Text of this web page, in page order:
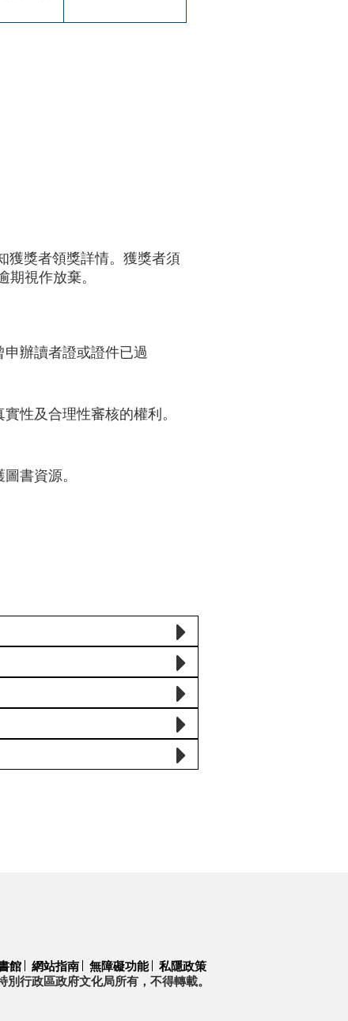
獲獎者領獎詳情。獲獎者須
視作放棄。
辦讀者證或證件已過
性及合理性審核的權利。
書資源。
館 網站指南 無障礙功能 私隱政策
別行政區政府文化局所有，不得轉載。